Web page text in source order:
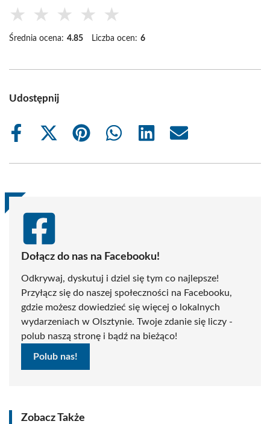
★ ★ ★ ★ ★
Średnia ocena: 4.85 Liczba ocen: 6
Udostępnij
Share
Share
(Twitter)
Share
Share
Share
Share
Dołącz do nas na Facebooku!
Odkrywaj, dyskutuj i dziel się tym co najlepsze!
Przyłącz się do naszej społeczności na Facebooku,
gdzie możesz dowiedzieć się więcej o lokalnych
wydarzeniach w Olsztynie. Twoje zdanie się liczy -
polub naszą stronę i bądź na bieżąco!
Polub nas!
Zobacz Także